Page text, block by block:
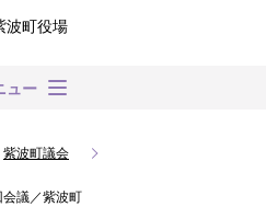
ュー
紫波町議会
会議／紫波町